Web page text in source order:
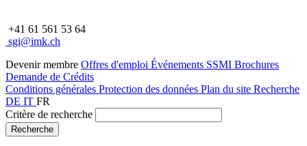
+41 61 561 53 64
sgi@imk.ch
Devenir membre Offres d'emploi Événements SSMI Brochures
Demande de Crédits
Conditions générales Protection des données Plan du site Recherche
DE IT FR
Critère de recherche